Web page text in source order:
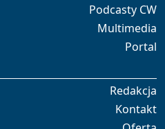
Podcasty CW
Multimedia
Portal
Redakcja
Kontakt